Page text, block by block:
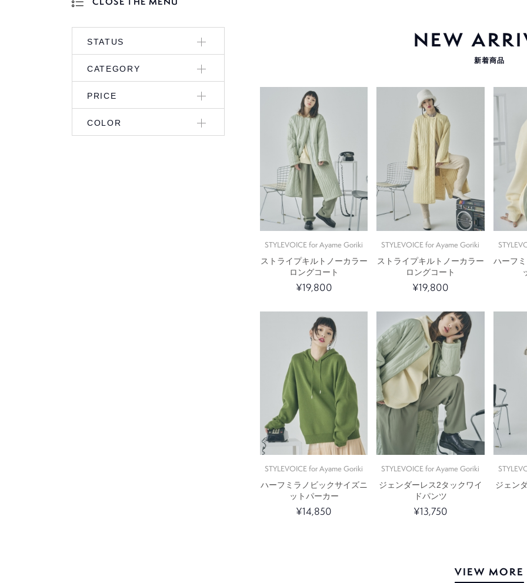
STATUS
CATEGORY
PRICE
COLOR
NEW
新着商品
STYLEVOICE for Ayame Goriki
ストライプキルトノーカラー
ロングコート
¥19,800
STYLEVOICE for Ayame Goriki
ストライプキルトノーカラー
ロングコート
¥19,800
ハーフ
STYLEVOICE for Ayame Goriki
ハーフミラノビックサイズニ
ットパーカー
¥14,850
STYLEVOICE for Ayame Goriki
ジェンダーレス2タックワイ
ドパンツ
¥13,750
ジェン
VIEW MORE